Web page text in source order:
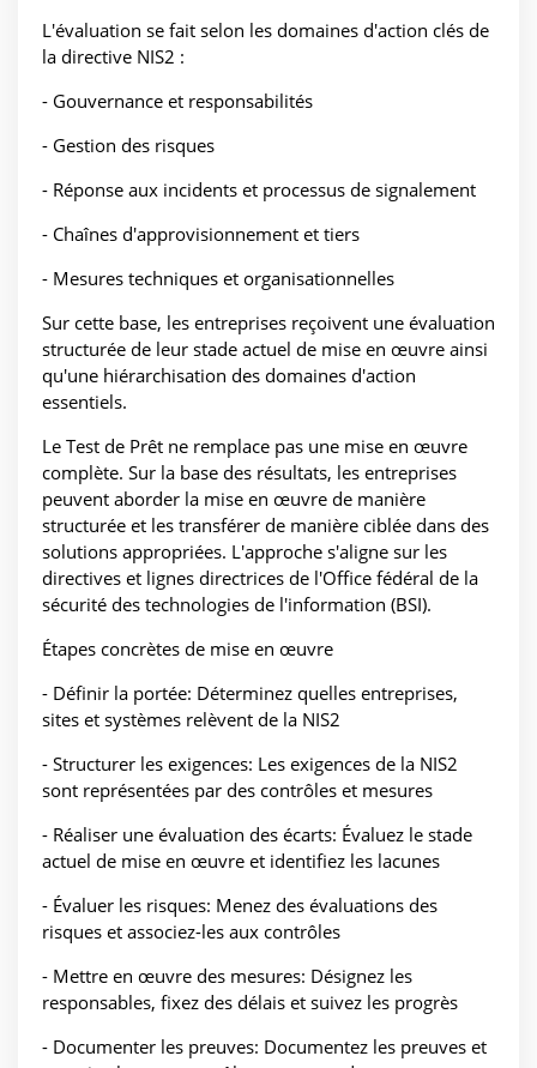
L'évaluation se fait selon les domaines d'action clés de
la directive NIS2 :
- Gouvernance et responsabilités
- Gestion des risques
- Réponse aux incidents et processus de signalement
- Chaînes d'approvisionnement et tiers
- Mesures techniques et organisationnelles
Sur cette base, les entreprises reçoivent une évaluation
structurée de leur stade actuel de mise en œuvre ainsi
qu'une hiérarchisation des domaines d'action
essentiels.
Le Test de Prêt ne remplace pas une mise en œuvre
complète. Sur la base des résultats, les entreprises
peuvent aborder la mise en œuvre de manière
structurée et les transférer de manière ciblée dans des
solutions appropriées. L'approche s'aligne sur les
directives et lignes directrices de l'Office fédéral de la
sécurité des technologies de l'information (BSI).
Étapes concrètes de mise en œuvre
- Définir la portée: Déterminez quelles entreprises,
sites et systèmes relèvent de la NIS2
- Structurer les exigences: Les exigences de la NIS2
sont représentées par des contrôles et mesures
- Réaliser une évaluation des écarts: Évaluez le stade
actuel de mise en œuvre et identifiez les lacunes
- Évaluer les risques: Menez des évaluations des
risques et associez-les aux contrôles
- Mettre en œuvre des mesures: Désignez les
responsables, fixez des délais et suivez les progrès
- Documenter les preuves: Documentez les preuves et